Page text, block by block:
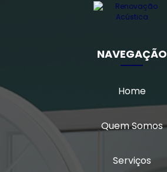
Vidro triplo
NAVEGAÇÃO
Home
Quem Somos
Serviços